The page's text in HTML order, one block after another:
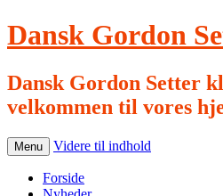
Dansk Gordon
Dansk Gordon Setter
velkommen til vores
Menu Videre til indhold
Forside